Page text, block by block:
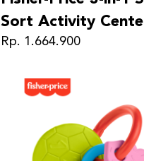
Sort Activity
Rp. 1.664.900